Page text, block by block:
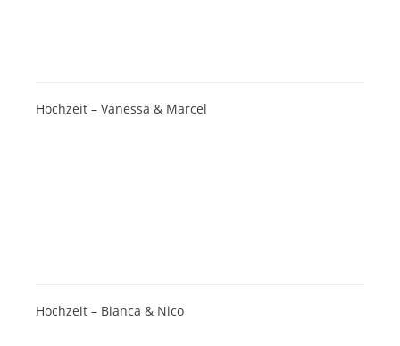
Hochzeit – Vanessa & Marcel
Hochzeit – Bianca & Nico